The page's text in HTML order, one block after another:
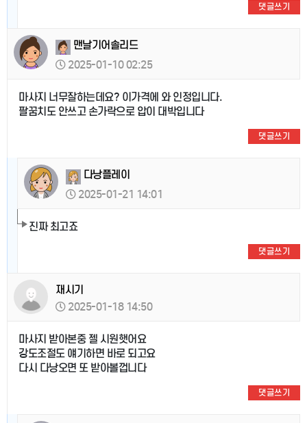
댓글쓰기
맨날기어솔리드
2025-01-10 02:25
마사지 너무잘하는데요? 이가격에 와 인정입니다.
팔꿈치도 안쓰고 손가락으로 압이 대박입니다
댓글쓰기
다낭플레이
2025-01-21 14:01
진짜 최고죠
댓글쓰기
재시기
2025-01-18 14:50
마사지 받아본중 젤 시원햇어요
강도조절도 얘기하면 바로 되고요
다시 다낭오면 또 받아볼껍니다
댓글쓰기